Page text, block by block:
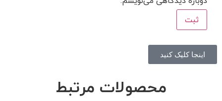
اینجا کلیک کنید
محصولات مرتبط